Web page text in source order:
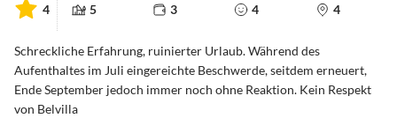
4 5 3 4 4
Schreckliche Erfahrung, ruinierter Urlaub. Während des
Aufenthaltes im Juli eingereichte Beschwerde, seitdem erneuert,
Ende September jedoch immer noch ohne Reaktion. Kein Respekt
von Belvilla